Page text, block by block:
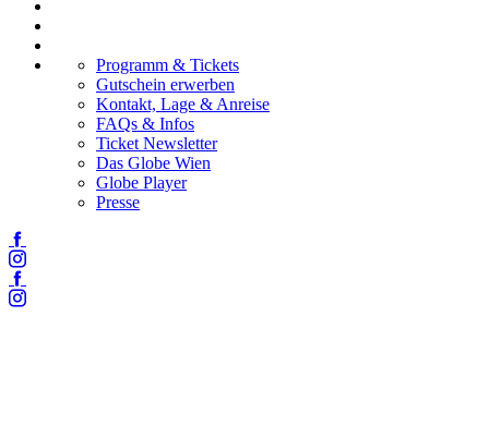
Programm & Tickets
Gutschein erwerben
Kontakt, Lage & Anreise
FAQs & Infos
Ticket Newsletter
Das Globe Wien
Globe Player
Presse
Facebook
Instagram
Facebook
Instagram